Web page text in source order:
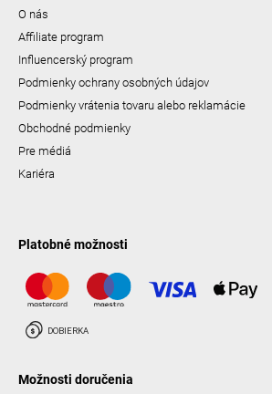
O nás
Affiliate program
Influencerský program
Podmienky ochrany osobných údajov
Podmienky vrátenia tovaru alebo reklamácie
Obchodné podmienky
Pre médiá
Kariéra
Platobné možnosti
Možnosti doručenia